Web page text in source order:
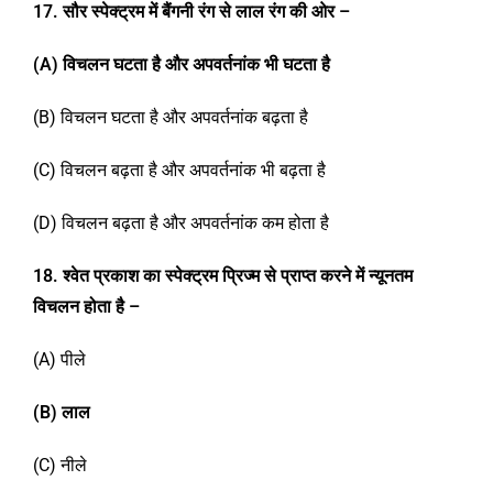
17. सौर स्पेक्ट्रम में बैंगनी रंग से लाल रंग की ओर –
(A)विचलन घटता है और अपवर्तनांक भी घटता है
(B) विचलन घटता है और अपवर्तनांक बढ़ता है
(C) विचलन बढ़ता है और अपवर्तनांक भी बढ़ता है
(D) विचलन बढ़ता है और अपवर्तनांक कम होता है
18. श्वेत प्रकाश का स्पेक्ट्रम प्रिज्म से प्राप्त करने में न्यूनतम
विचलन होता है –
(A) पीले
(B)लाल
(C) नीले